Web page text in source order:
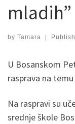
mladih”
by Tamara
U Bosanskom
rasprava na
Na raspravi su
srednje škole